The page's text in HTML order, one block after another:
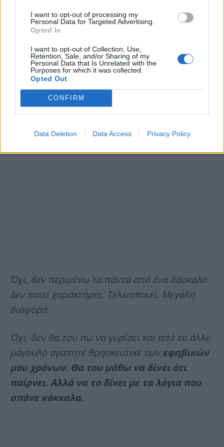
I want to opt-out of processing my
Personal Data for Targeted Advertising.
Opted In
I want to opt-out of Collection, Use,
Retention, Sale, and/or Sharing of my
Personal Data that Is Unrelated with the
Purposes for which it was collected.
Opted Out
CONFIRM
Data Deletion Data Access Privacy Policy
ένα χαρούμενο παιδί.
Όχι, δεν περιμένω τα πάντα από ένα δάσκαλο.
Δεν ποιεί χαρακτήρες. Τελειοποιεί. Μεγάλη
διαφορά.
Όχι, δεν θα του πω να γυρίσει και από το άλλο
μάγουλο αγαπητέ θρησκευτικέ των εφηβικών
μου χρόνων. Θα του μάθω να δίνει ότι
παίρνει. Αλλά να το δίνει με τα λόγια που
σπάνε κόκκαλα.